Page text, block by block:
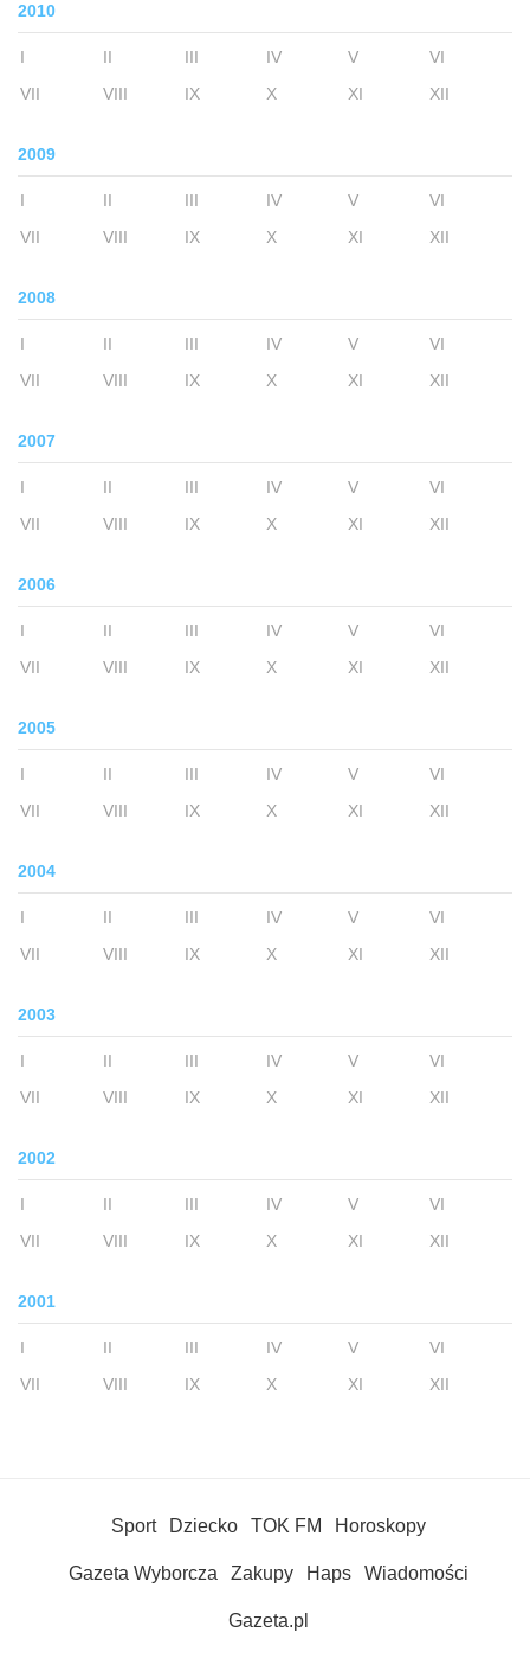
2010
I II III IV V
VI
VII
VIII IX X XI XII
2009
I II III IV V
VI
VII
VIII IX X XI XII
2008
I II III IV V
VI
VII
VIII IX X XI XII
2007
I II III IV V
VI
VII
VIII IX X XI XII
2006
I II III IV V
VI
VII
VIII IX X XI XII
2005
I II III IV V
VI
VII
VIII IX X XI XII
2004
I II III IV V
VI
VII
VIII IX X XI XII
2003
I II III IV V
VI
VII
VIII IX X XI XII
2002
I II III IV V
VI
VII
VIII IX X XI XII
2001
I II III IV V
VI
VII
VIII IX X XI XII
Sport Dziecko TOK FM Horoskopy
Gazeta Wyborcza Zakupy Haps Wiadomości
Gazeta.pl